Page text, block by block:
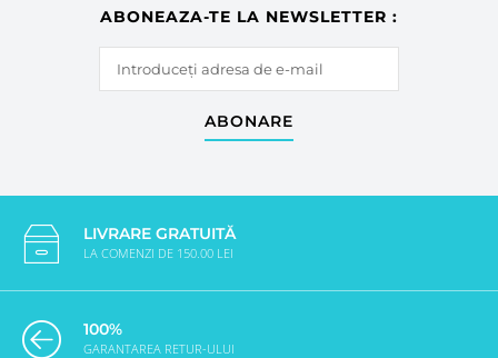
ABONEAZA-TE LA NEWSLETTER :
ABONARE
LIVRARE GRATUITĂ
LA COMENZI DE 150.00 LEI
100%
GARANTAREA RETUR-ULUI